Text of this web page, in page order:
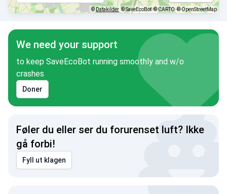
© Datakilder © SaveEcoBot © CARTO © OpenStreetMap
We need your support
to keep SaveEcoBot running smoothly and w/o
crashes
Doner
Føler du eller ser du forurenset luft? Ikke
gå forbi!
Fyll ut klagen